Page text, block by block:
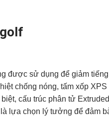
được sử dụng để giảm
chống nóng, tấm xốp
cấu trúc phân tử
lựa chọn lý tưởng để đảm